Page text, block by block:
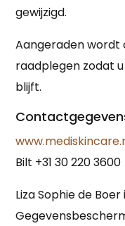
gewijzigd.
Aangeraden
raadplegen zodat
blijft.
Bilt +31 30 220 3600
Liza Sophie de